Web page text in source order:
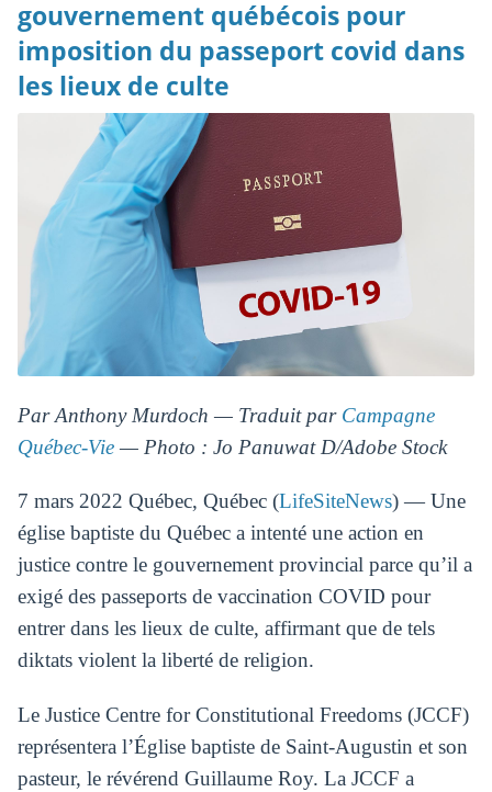
gouvernement québécois pour
imposition du passeport covid dans
les lieux de culte
Par Anthony Murdoch — Traduit par Campagne
Québec-Vie— Photo : Jo Panuwat D/Adobe Stock
7 mars 2022 Québec, Québec (LifeSiteNews) — Une
église baptiste du Québec a intenté une action en
justice contre le gouvernement provincial parce qu’il a
exigé des passeports de vaccination COVID pour
entrer dans les lieux de culte, affirmant que de tels
diktats violent la liberté de religion.
Le Justice Centre for Constitutional Freedoms (JCCF)
représentera l’Église baptiste de Saint-Augustin et son
pasteur, le révérend Guillaume Roy. La JCCF a